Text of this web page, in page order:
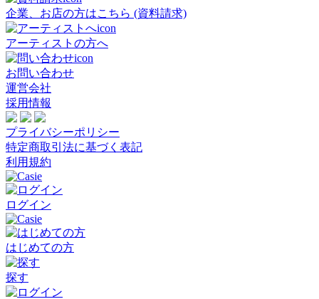
企業、お店の方はこちら (資料請求)
アーティストの方へ
お問い合わせ
運営会社
採用情報
プライバシーポリシー
特定商取引法に基づく表記
利用規約
ログイン
はじめての方
探す